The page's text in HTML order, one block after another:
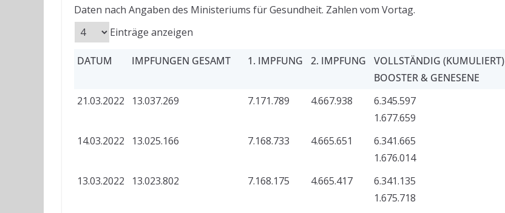
Daten nach Angaben des Ministeriums für Gesundheit. Zahlen vom Vortag.
Einträge anzeigen
DATUM IMPFUNGEN GESAMT 1. IMPFUNG 2. IMPFUNG
VOLLSTÄNDIG (KUMULIERT)
BOOSTER & GENESENE
21.03.2022 13.037.269 7.171.789 4.667.938
6.345.597
1.677.659
14.03.2022 13.025.166 7.168.733 4.665.651
6.341.665
1.676.014
13.03.2022 13.023.802 7.168.175 4.665.417
6.341.135
1.675.718